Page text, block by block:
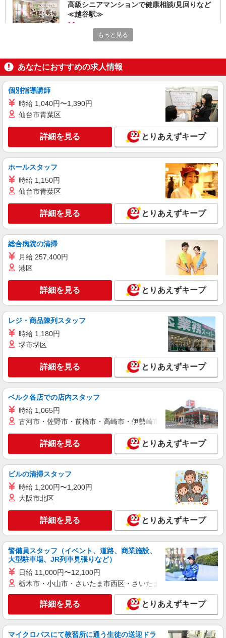
高級シニアマンションで健康相談/見回りなど
≪越谷駅≫
時給2400円〜3000円 ＜日払い有/週払い有/交
通費全支給(ガソリン代含む)＞
キープ
職業紹介
株式会社kotrio /●SW-S-2097462
≪正社員≫北越谷駅＊看護助手としてキャリア
を築くチャンス！
【正社員】月給240,000〜400,000円 ・基本
給：200,000円〜220,000円 ・資格手当：10,000〜
30,000円 ・役職手当：10,000〜70,000円 ・処遇改
善手当：20,000〜60,000円（勤続年数、保有資格
により変動） ・固定残業手当：20,000円（10時
間） ※固定残業時間を超過する場合には超過勤務
手当として別途支給 ・夜勤手当：10,000円/1回
歓迎 ・認知症介護基礎研修 ・初任者研修 ・実務
者研修 ・介護福祉士 など
埼玉県越谷市
キープ 詳細を見る
派遣社員
株式会社トラストグロース 新宿本社 第3営業部
特別養護老人ホームでの看護師
時給：准看護師2000円/看護師2100円 ※資格に
詳細を見る
職業紹介
株式会社kotrio /●SW-S-2096633
定員で即終了！時給2400円〜★越谷駅＊高級
時給2400円〜＜交通費全額支給(ガソリン代含
む)＞
埼玉県越谷市
キープ
派遣社員
株式会社トラストグロース 新宿本社 第3営業部
介護付き有料老人ホームでの夜専看護師
1夜勤：39600円〜41400円 ※資格や経験など
による
キープ 詳細を見る
株式会社トラストグロース 新宿本社 第3営業部
特別養護老人ホームでの看護師
時給：准看護師2150円/看護師2250円
埼玉県越谷市
キープ 詳細を見る
株式会社kotrio /●SW-S-2097293
越谷駅│チーム医療の一員。未経験でも力にな
もっと見る
あなたにおすすめの求人情報
個別指導講師
時給 1,040円〜1,390円
仙台市青葉区
詳細を見る とりあえずキープ
ホールスタッフ
時給 1,150円
仙台市青葉区
詳細を見る とりあえずキープ
総合病院の清掃
月給 257,400円
港区
詳細を見る とりあえずキープ
レジ・商品陳列スタッフ
時給 1,180円
堺市堺区
詳細を見る とりあえずキープ
ベルク各店での店内スタッフ
時給 1,065円
古河市・佐野市・前橋市・高崎市・伊勢崎市・太田市・館林市
詳細を見る とりあえずキープ
ビルの清掃スタッフ
時給 1,200円〜1,200円
大阪市北区
詳細を見る とりあえずキープ
警備員スタッフ（イベント、道路、商業施設、
大型駐車場、JR列車見張りなど）
日給 11,000円〜12,100円
栃木市・小山市・さいたま市西区・さいたま市岩槻区・久喜市・
詳細を見る とりあえずキープ
マイクロバスにて教習所に通う生徒の送迎ドラ